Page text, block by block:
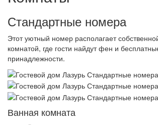
Стандартные номера
Этот уютный номер располагает
комнатой, где гости найдут фен и
принадлежности.
Ванная комната